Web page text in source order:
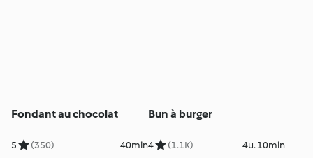
Fondant au chocolat
5 (350) 40min
Bun à burger
4 (1.1K) 4u. 10min